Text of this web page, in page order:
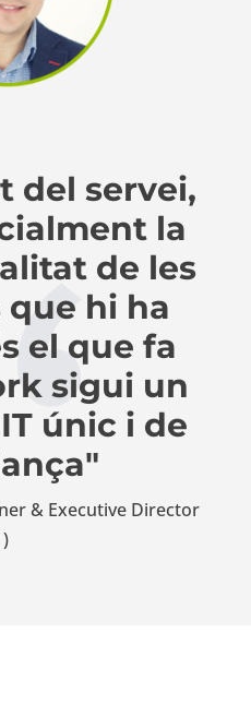
del servei,
la
de les
que hi ha
el que fa
sigui un
únic i de
& Executive Director​
)